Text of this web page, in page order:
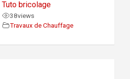
Tuto bricolage
38views
Travaux de Chauffage